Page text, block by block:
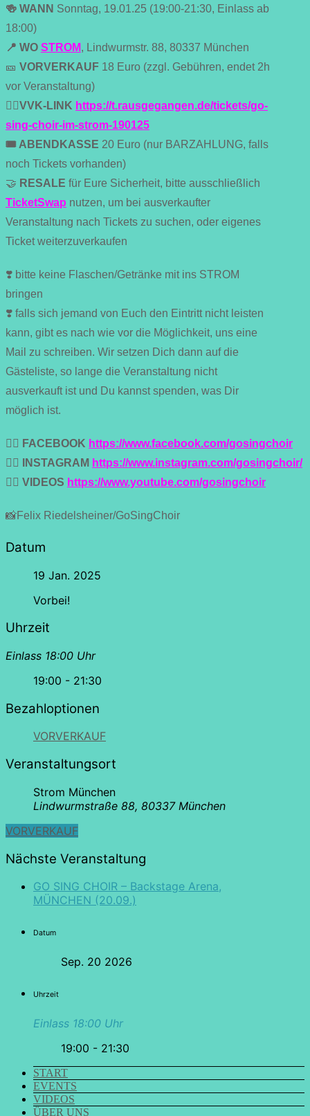
🍻 WANN Sonntag, 19.01.25 (19:00-21:30, Einlass ab
18:00)
📍 WO STROM, Lindwurmstr. 88, 80337 München
🎫 VORVERKAUF 18 Euro (zzgl. Gebühren, endet 2h
vor Veranstaltung)
👉🏼VVK-LINK https://t.rausgegangen.de/tickets/go-
sing-choir-im-strom-190125
🎟 ABENDKASSE 20 Euro (nur BARZAHLUNG, falls
noch Tickets vorhanden)
🤝 RESALE für Eure Sicherheit, bitte ausschließlich
TicketSwap nutzen, um bei ausverkaufter
Veranstaltung nach Tickets zu suchen, oder eigenes
Ticket weiterzuverkaufen
❣️ bitte keine Flaschen/Getränke mit ins STROM
bringen
❣️ falls sich jemand von Euch den Eintritt nicht leisten
kann, gibt es nach wie vor die Möglichkeit, uns eine
Mail zu schreiben. Wir setzen Dich dann auf die
Gästeliste, so lange die Veranstaltung nicht
ausverkauft ist und Du kannst spenden, was Dir
möglich ist.
👉🏼 FACEBOOK https://www.facebook.com/gosingchoir
👉🏼
INSTAGRAM https://www.instagram.com/gosingchoir/
👉🏼 VIDEOS https://www.youtube.com/gosingchoir
📸Felix Riedelsheiner/GoSingChoir
Datum
19 Jan. 2025
Vorbei!
Uhrzeit
Einlass 18:00 Uhr
19:00 - 21:30
Bezahloptionen
VORVERKAUF
Veranstaltungsort
Strom München
Lindwurmstraße 88, 80337 München
VORVERKAUF
Nächste Veranstaltung
GO SING CHOIR – Backstage Arena,
MÜNCHEN (20.09.)
Datum
Sep. 20 2026
Uhrzeit
Einlass 18:00 Uhr
19:00 - 21:30
START
EVENTS
VIDEOS
ÜBER UNS